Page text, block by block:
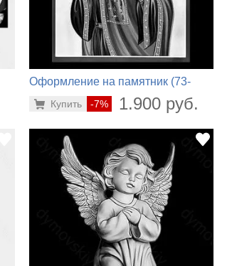
Оформление на памятник (73-
-7% 1.900 руб.
Купить